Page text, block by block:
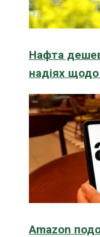
Нафта
надіях
Amazon